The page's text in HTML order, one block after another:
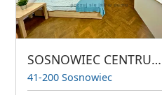
SOSNOWIEC CENTRUM DUŻE MIESZKANIE DLA 12 OSÓB
41-200 Sosnowiec